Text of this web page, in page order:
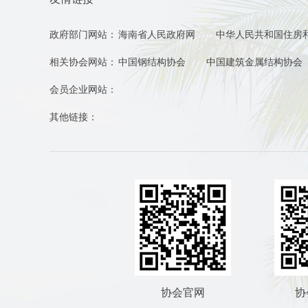
政府部门网站： 海南省人民政府网 中华人民共和国住房
相关协会网站： 中国钢结构协会 中国建筑金属结构协会
会员企业网站：
其他链接：
协会官网 协